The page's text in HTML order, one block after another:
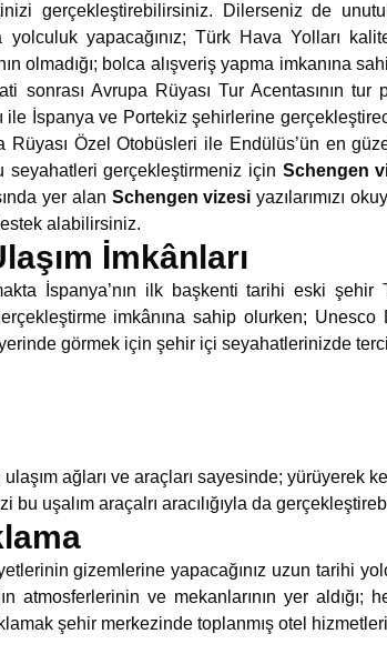
gerçekleştirebilirsiniz. Dilerseniz de
yolculuk yapacağınız; Türk Hava Yolları
olmadığı; bolca alışveriş yapma imkanına
sonrası Avrupa Rüyası Tur Acentasının
ile İspanya ve Portekiz şehirlerine
Rüyası Özel Otobüsleri ile Endülüs’ün en
gerçekleştirmeniz için Schengen
yer alan Schengen vizesi yazılarımızı
alabilirsiniz.
İmkânları
İspanya’nın ilk başkenti tarihi eski şehir
imkânına sahip olurken; Unesco
görmek için şehir içi seyahatlerinizde
ağları ve araçları sayesinde; yürüyerek
uşalım araçalrı aracılığıyla da
gizemlerine yapacağınız uzun tarihi
atmosferlerinin ve mekanlarının yer aldığı;
şehir merkezinde toplanmış otel